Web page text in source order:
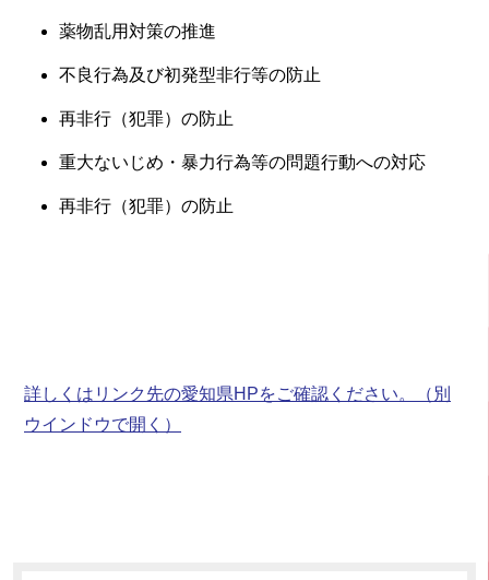
薬物乱用対策の推進
不良行為及び初発型非行等の防止
再非行（犯罪）の防止
重大ないじめ・暴力行為等の問題行動への対応
再非行（犯罪）の防止
詳しくはリンク先の愛知県HPをご確認ください。
（別
ウインドウで開く）